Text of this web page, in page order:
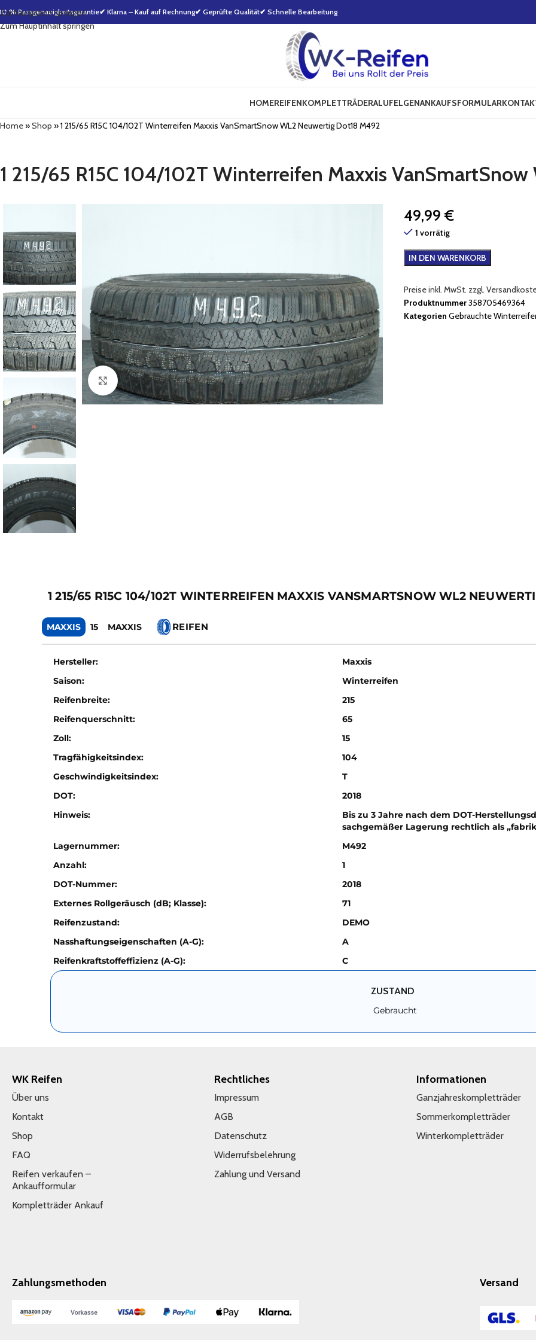
Zur Navigation springen
Zum Hauptinhalt springen
% Passgenauigkeitsgarantie✔ Klarna – Kauf auf Rechnung✔ Geprüfte Qualität✔ Schnelle Bearbeitung
HOMEREIFENKOMPLETTRÄDERALUFELGENANKAUFSFORMULAR
Home»Shop »1 215/65 R15C 104/102T Winterreifen Maxxis VanSmartSnow WL2 Neuwertig Dot18 M492
1 215/65 R15C 104/102T Winterreifen Maxxis
Zum Vergrößern klicken
49,99 €
1 vorrätig
IN DEN WARENKORB
Preise inkl. MwSt. zzgl.
Produktnummer358705469364
Kategorien Gebrauchte
1 215/65 R15C 104/102T WINTERREIFEN MAXXIS VANSMARTSNOW WL2
MAXXIS 15 MAXXIS REIFEN
Hersteller:
Maxxis
Saison:
Winterreifen
Reifenbreite:
215
Reifenquerschnitt:
65
Zoll:
15
Tragfähigkeitsindex:
104
Geschwindigkeitsindex:
T
DOT:
2018
Hinweis:
Bis zu 3 Jahre nach dem DOT-
sachgemäßer Lagerung rechtlich als
Lagernummer:
M492
Anzahl:
1
DOT-Nummer:
2018
Externes Rollgeräusch (dB; Klasse):
71
Reifenzustand:
DEMO
Nasshaftungseigenschaften (A-G):
A
Reifenkraftstoffeffizienz (A-G):
C
ZUSTAND
Gebraucht
WK Reifen
Über uns
Kontakt
Shop
FAQ
Reifen verkaufen –
Ankaufformular
Kompletträder Ankauf
Rechtliches
Impressum
AGB
Datenschutz
Widerrufsbelehrung
Zahlung und Versand
Informationen
Ganzjahreskompletträder
Sommerkompletträder
Winterkompletträder
Zahlungsmethoden Versand